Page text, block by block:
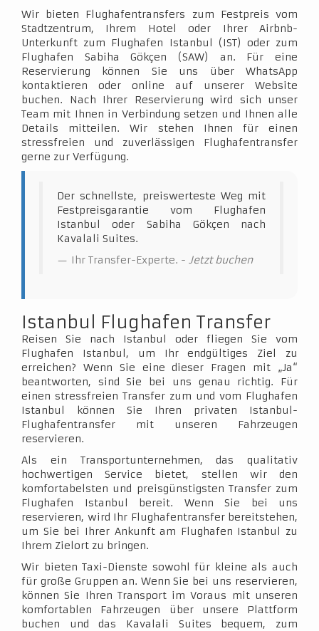
Wir bieten Flughafentransfers zum Festpreis vom
Stadtzentrum, Ihrem Hotel oder Ihrer Airbnb-
Unterkunft zum Flughafen Istanbul (IST) oder zum
Flughafen Sabiha Gökçen (SAW) an. Für eine
Reservierung können Sie uns über WhatsApp
kontaktieren oder online auf unserer Website
buchen. Nach Ihrer Reservierung wird sich unser
Team mit Ihnen in Verbindung setzen und Ihnen alle
Details mitteilen. Wir stehen Ihnen für einen
stressfreien und zuverlässigen Flughafentransfer
gerne zur Verfügung.
Der schnellste, preiswerteste Weg mit
Festpreisgarantie vom Flughafen
Istanbul oder Sabiha Gökçen nach
Kavalali Suites.
Ihr Transfer-Experte. - Jetzt buchen
Istanbul Flughafen Transfer
Reisen Sie nach Istanbul oder fliegen Sie vom
Flughafen Istanbul, um Ihr endgültiges Ziel zu
erreichen? Wenn Sie eine dieser Fragen mit „Ja“
beantworten, sind Sie bei uns genau richtig. Für
einen stressfreien Transfer zum und vom Flughafen
Istanbul können Sie Ihren privaten Istanbul-
Flughafentransfer mit unseren Fahrzeugen
reservieren.
Als ein Transportunternehmen, das qualitativ
hochwertigen Service bietet, stellen wir den
komfortabelsten und preisgünstigsten Transfer zum
Flughafen Istanbul bereit. Wenn Sie bei uns
reservieren, wird Ihr Flughafentransfer bereitstehen,
um Sie bei Ihrer Ankunft am Flughafen Istanbul zu
Ihrem Zielort zu bringen.
Wir bieten Taxi-Dienste sowohl für kleine als auch
für große Gruppen an. Wenn Sie bei uns reservieren,
können Sie Ihren Transport im Voraus mit unseren
komfortablen Fahrzeugen über unsere Plattform
buchen und das Kavalali Suites bequem, zum